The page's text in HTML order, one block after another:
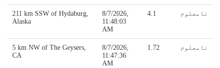
211 km SSW of Hydaburg,
Alaska
8/7/2026,
11:48:03
AM
4.1 نامعلوم
5 km NW of The Geysers,
CA
8/7/2026,
11:47:36
AM
1.72 نامعلوم